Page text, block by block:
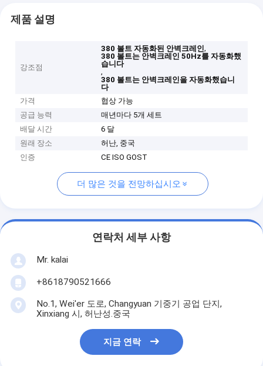
제품 설명
강조점
380 볼트 자동화된 안벽크레인,
380 볼트는 안벽크레인 50Hz를 자동화했
습니다
,
380 볼트는 안벽크레인을 자동화했습니
다
가격
협상 가능
공급 능력
매년마다 5개 세트
배달 시간
6 달
원래 장소
허난, 중국
인증
CE ISO GOST
더 많은 것을 전망하십시오
연락처 세부 사항
Mr. kalai
+8618790521666
No.1, Wei'er 도로, Changyuan 기중기 공업 단지,
Xinxiang 시, 허난성.중국
지금 연락